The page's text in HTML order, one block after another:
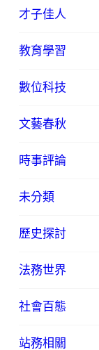
才子佳人
教育學習
數位科技
文藝春秋
時事評論
未分類
歷史探討
法務世界
社會百態
站務相關